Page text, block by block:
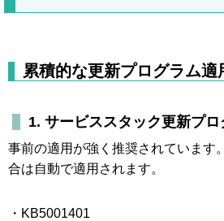
累積的な更新プログラム適
1. サービススタック更新プロ
事前の適用が強く推奨されています
合は自動で適用されます。
・KB5001401